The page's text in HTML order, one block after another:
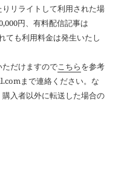
リライトして利用された場
円、有料配信記事は
ても利用料金は発生いたし
だけますのでこちらを参考
まで連絡ください。な
入者以外に転送した場合の